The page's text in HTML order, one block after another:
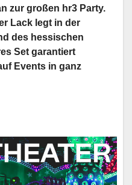
zur großen hr3 Party.
Lack legt in der
des hessischen
Set garantiert
Events in ganz